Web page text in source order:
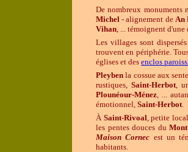
De nombreux monuments
Michel - alignement de An
Vihan, ... témoignent d'une
Les villages sont
trouvent en périphérie.
églises et des enclos
Pleyben la cossue aux
rustiques, Saint-Herbot,
Plounéour-Ménez, ...
émotionnel, Saint-Herbot.
À Saint-Rivoal, petite
les pentes douces du
Maison Cornec est un
habitants.